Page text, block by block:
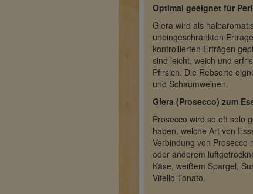
Optimal geeignet für
Glera wird als
uneingeschränkten
kontrollierten Erträgen
sind leicht, weich und
Pfirsich. Die Rebsorte
und Schaumweinen.
Glera (Prosecco) zum
Prosecco wird so oft solo
haben, welche Art von
Verbindung von Prosecco
oder anderem
Käse, weißem Spargel,
Vitello Tonato.